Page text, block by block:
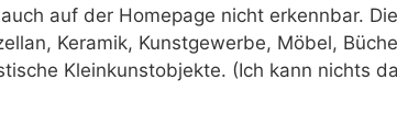
auf der Homepage nicht erkennbar.
Keramik, Kunstgewerbe, Möbel,
Kleinkunstobjekte. (Ich kann nichts